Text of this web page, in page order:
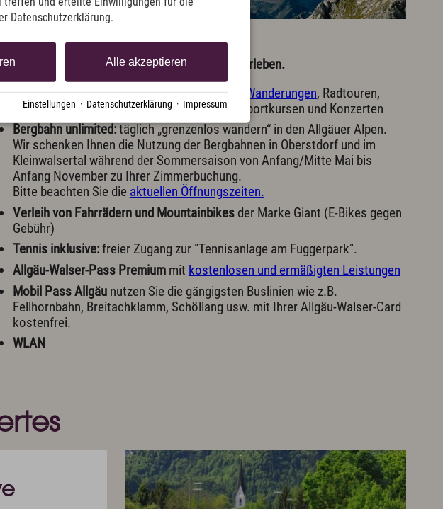
das Naturparadies Oberstdorf entdecken & erleben.
Exquisit-Freizeitangebot, z. B. mit geführten Wanderungen, Radtouren,
Winterwanderungen, Schneeschuh-Touren, Sportkursen und Konzerten
Bergbahn unlimited:täglich „grenzenlos wandern“ in den Allgäuer Alpen.
Wir schenken Ihnen die Nutzung der Bergbahnen in Oberstdorf und im
Kleinwalsertal während der Sommersaison von Anfang/Mitte Mai bis
Anfang November zu Ihrer Zimmerbuchung.
Bitte beachten Sie die aktuellen Öffnungszeiten.
Verleih von Fahrrädern und Mountainbikesder Marke Giant (E-Bikes gegen
Gebühr)
Tennis inklusive:freier Zugang zur "Tennisanlage am Fuggerpark".
Allgäu-Walser-Pass Premiummit kostenlosen und ermäßigten Leistungen
Mobil Pass Allgäunutzen Sie die gängigsten Buslinien wie z.B.
Fellhornbahn, Breitachklamm, Schöllang usw. mit Ihrer Allgäu-Walser-Card
kostenfrei.
WLAN
Datenschutzerklärung.
Alle akzeptieren
Einstellungen · Datenschutzerklärung · Impressum